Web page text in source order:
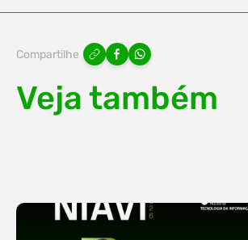
Compartilhe
Veja também